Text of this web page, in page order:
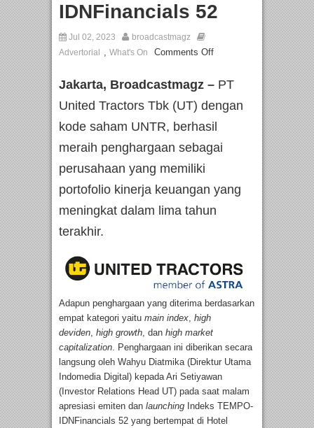
IDNFinancials 52
Jul 02, 2023
broadcastmagz
Advertorial
, What's On Comments Off
Jakarta, Broadcastmagz – PT
United Tractors Tbk (UT) dengan
kode saham UNTR, berhasil
meraih penghargaan sebagai
perusahaan yang memiliki
portofolio kinerja keuangan yang
meningkat dalam lima tahun
terakhir.
Adapun penghargaan yang diterima berdasarkan
empat kategori yaitu main index high
deviden high growth , dan high market
capitalization . Penghargaan ini diberikan secara
langsung oleh Wahyu Diatmika (Direktur Utama
Indomedia Digital) kepada Ari Setiyawan
(Investor Relations Head UT) pada saat malam
apresiasi emiten dan launching Indeks TEMPO-
IDNFinancials 52 yang bertempat di Hotel